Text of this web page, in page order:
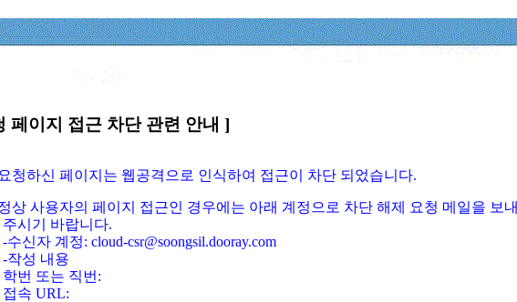
페이지 접근 차단 관련 안내 ]
청하신 페이지는 웹공격으로 인식하여 접근이 차단 되었습니다.
상 사용자의 페이지 접근인 경우에는 아래 계정으로 차단 해제 요청 메일을 보내
주시기 바랍니다.
-수신자 계정: cloud-csr@soongsil.dooray.com
-작성 내용
학번 또는 직번:
접속 URL: